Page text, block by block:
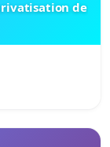
privatisation de